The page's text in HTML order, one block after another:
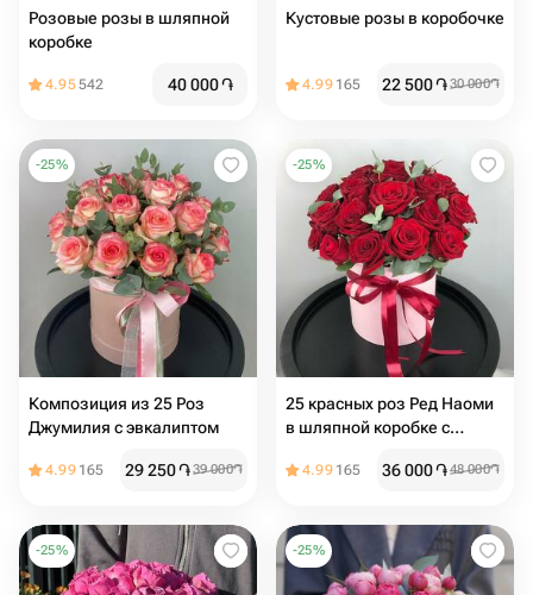
Розовые розы в шляпной
коробке
4.95542 40 000֏
Кустовые розы в коробочке
4.99 165 22 500֏30 000֏
-25%
Композиция из 25 Роз
Джумилия с эвкалиптом
4.99 165 29 250֏39 000֏
-25%
25 красных роз Ред Наоми
в шляпной коробке с
4.99 165 36 000֏48 000֏
-25% -25%